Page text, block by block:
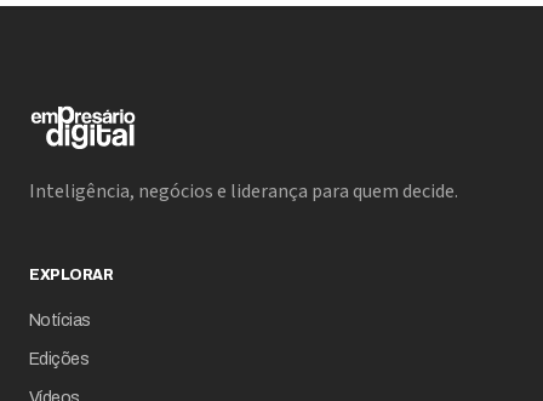
Inteligência, negócios e liderança para quem decide.
EXPLORAR
Notícias
Edições